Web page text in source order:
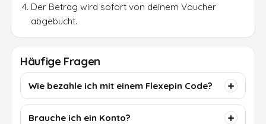
Der Betrag wird sofort von deinem Voucher
abgebucht.
Häufige Fragen
Wie bezahle ich mit einem Flexepin Code?
Brauche ich ein Konto?